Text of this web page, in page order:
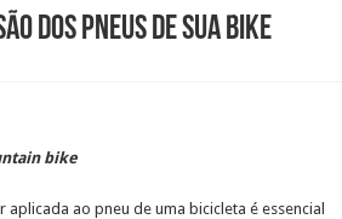
dos pneus de sua bike
bike
ao pneu de uma bicicleta é essencial